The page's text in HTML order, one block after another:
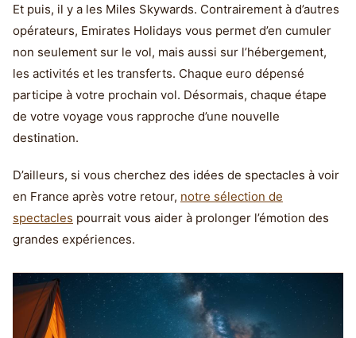
Et puis, il y a les Miles Skywards. Contrairement à d’autres
opérateurs, Emirates Holidays vous permet d’en cumuler
non seulement sur le vol, mais aussi sur l’hébergement,
les activités et les transferts. Chaque euro dépensé
participe à votre prochain vol. Désormais, chaque étape
de votre voyage vous rapproche d’une nouvelle
destination.
D’ailleurs, si vous cherchez des idées de spectacles à voir
en France après votre retour, notre sélection de
spectacles pourrait vous aider à prolonger l’émotion des
grandes expériences.